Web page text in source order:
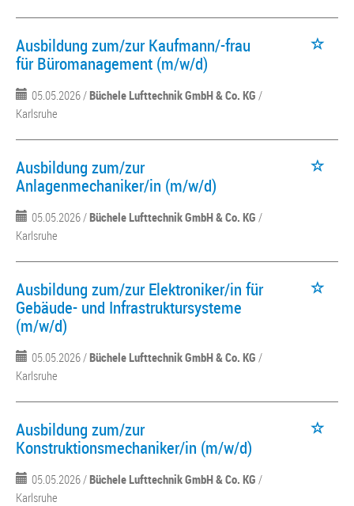
Ausbildung zum/zur Kaufmann/-frau
für Büromanagement (m/w/d)
05.05.2026 /Büchele Lufttechnik GmbH & Co. KG /
Karlsruhe
Ausbildung zum/zur
Anlagenmechaniker/in (m/w/d)
05.05.2026 /Büchele Lufttechnik GmbH & Co. KG /
Karlsruhe
Ausbildung zum/zur Elektroniker/in für
Gebäude- und Infrastruktursysteme
(m/w/d)
05.05.2026 /Büchele Lufttechnik GmbH & Co. KG /
Karlsruhe
Ausbildung zum/zur
Konstruktionsmechaniker/in (m/w/d)
05.05.2026 /Büchele Lufttechnik GmbH & Co. KG /
Karlsruhe